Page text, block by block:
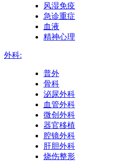
风湿免疫
急诊重症
血液
精神心理
外科:
普外
骨科
泌尿外科
血管外科
微创外科
器官移植
腔镜外科
肝胆外科
烧伤整形